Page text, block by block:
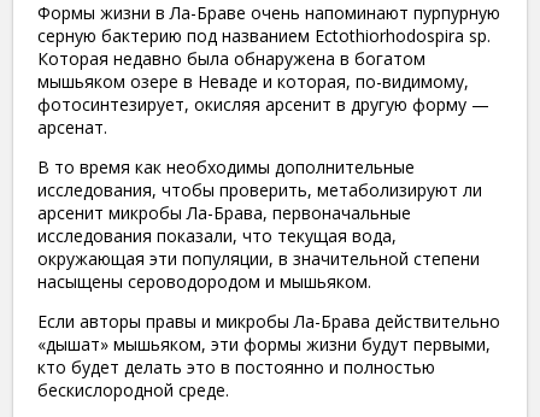
Формы жизни в Ла-Браве очень напоминают пурпурную
серную бактерию под названием Ectothiorhodospira sp.
Которая недавно была обнаружена в богатом
мышьяком озере в Неваде и которая, по-видимому,
фотосинтезирует, окисляя арсенит в другую форму —
арсенат.
В то время как необходимы дополнительные
исследования, чтобы проверить, метаболизируют ли
арсенит микробы Ла-Брава, первоначальные
исследования показали, что текущая вода,
окружающая эти популяции, в значительной степени
насыщены сероводородом и мышьяком.
Если авторы правы и микробы Ла-Брава действительно
«дышат» мышьяком, эти формы жизни будут первыми,
кто будет делать это в постоянно и полностью
бескислородной среде.